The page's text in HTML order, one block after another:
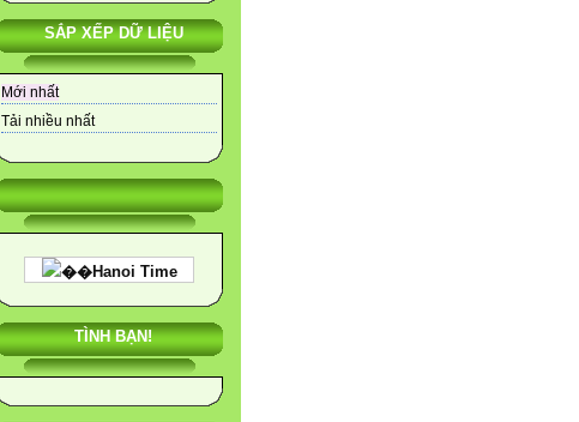
SẮP XẾP DỮ LIỆU
Mới nhất
Tải nhiều nhất
��Hanoi Time
TÌNH BẠN!